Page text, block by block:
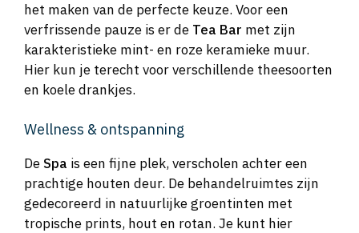
het maken van de perfecte keuze. Voor een
verfrissende pauze is er de Tea Bar met zijn
karakteristieke mint- en roze keramieke muur.
Hier kun je terecht voor verschillende theesoorten
en koele drankjes.
Wellness & ontspanning
DeSpa is een fijne plek, verscholen achter een
prachtige houten deur. De behandelruimtes zijn
gedecoreerd in natuurlijke groentinten met
tropische prints, hout en rotan. Je kunt hier